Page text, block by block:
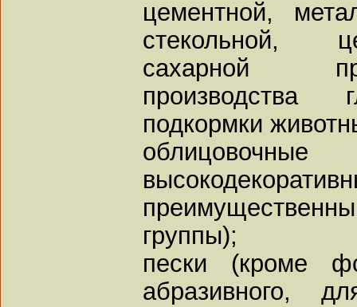
цементной,
стекольной,
сахарной
производства
подкормки
группы);
пески (кроме
абразивного,